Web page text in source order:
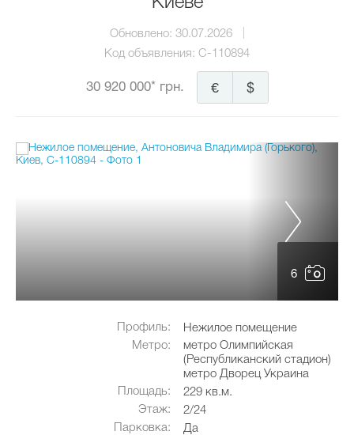
Обновлено: 30.07.2026
Код объявления: C-110894
30 920 000* грн. $
€
6
Профиль:
Нежилое помещение
Метро:
метро Олимпийская
(Республиканский стадион)
метро Дворец Украина
Площадь:
229 кв.м.
Этаж:
2/24
Парковка:
Да